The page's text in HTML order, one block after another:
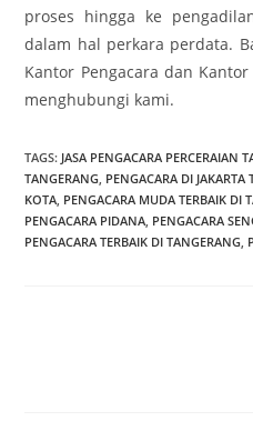
proses hingga ke
dalam hal perkara perdata.
Kantor Pengacara dan
menghubungi kami.
TAGS: JASA PENGACARA PERCERAIAN
TANGERANG, PENGACARA DI JAKARTA
KOTA, PENGACARA MUDA TERBAIK DI
PENGACARA PIDANA, PENGACARA
PENGACARA TERBAIK DI TANGERANG,